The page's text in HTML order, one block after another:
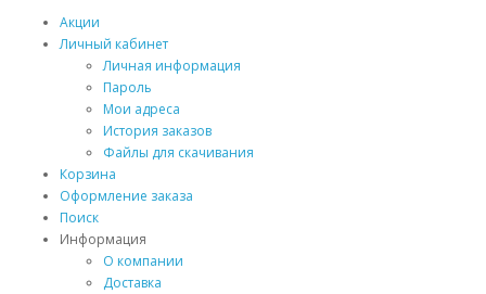
Акции
Личный кабинет
Личная информация
Пароль
Мои адреса
История заказов
Файлы для скачивания
Корзина
Оформление заказа
Поиск
Информация
О компании
Доставка